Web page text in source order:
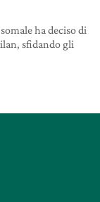
ha deciso di
sfidando gli